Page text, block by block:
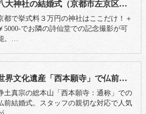
八大神社の結婚式（京都市左京区）外国人カップルOK
都で挙式料３万円の神社はここだけ！＋
5000-でお隣の詩仙堂での記念撮影が可
。…
世界文化遺産「西本願寺」で仏前結婚式（京都市下京区）
土真宗の総本山「西本願寺：通称」での
前結婚式。スタッフの親切な対応で人気